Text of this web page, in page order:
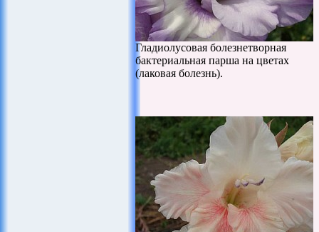
Гладиолусовая болезнетворная
бактериальная парша на цветах
(лаковая болезнь).